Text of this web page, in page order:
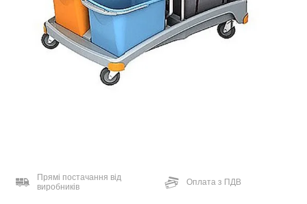
Прямі постачання від
виробників
Оплата з ПДВ